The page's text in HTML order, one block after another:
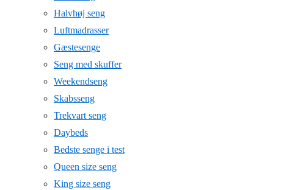
Halvhøj seng
Luftmadrasser
Gæstesenge
Seng med skuffer
Weekendseng
Skabsseng
Trekvart seng
Daybeds
Bedste senge i test
Queen size seng
King size seng